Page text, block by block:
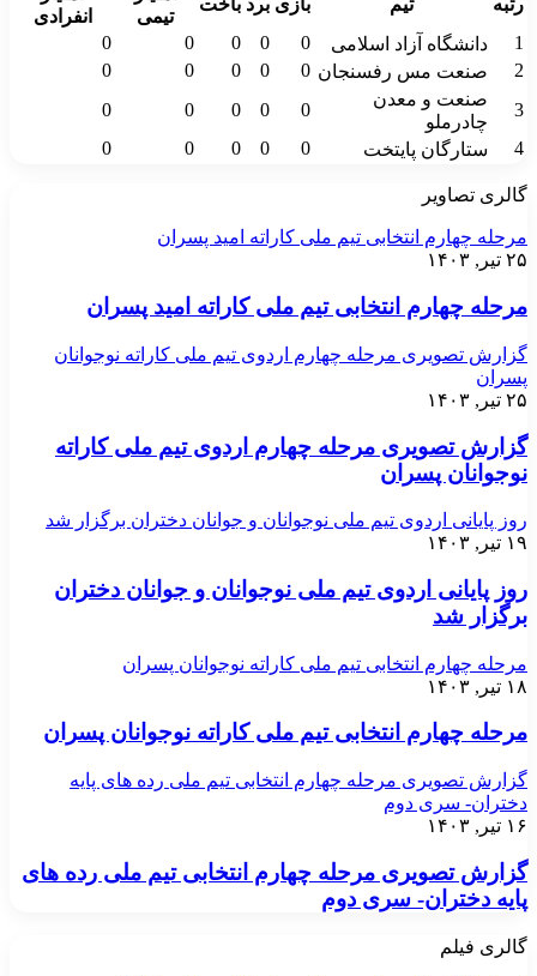
رتبه
تیم بازی برد باخت
تیمی
انفرادی
1
دانشگاه آزاد اسلامی 0
0
0
0
0
2
صنعت مس رفسنجان 0
0
0
0
0
3
صنعت و معدن
چادرملو
0
0
0
0
0
4
ستارگان پایتخت 0
0
0
0
0
گالری تصاویر
مرحله چهارم انتخابی تیم ملی کاراته امید پسران
۲۵ تیر, ۱۴۰۳
مرحله چهارم انتخابی تیم ملی کاراته امید پسران
گزارش تصویری مرحله چهارم اردوی تیم ملی کاراته نوجوانان
پسران
۲۵ تیر, ۱۴۰۳
گزارش تصویری مرحله چهارم اردوی تیم ملی کاراته
نوجوانان پسران
روز پایانی اردوی تیم ملی نوجوانان و جوانان دختران برگزار شد
۱۹ تیر, ۱۴۰۳
روز پایانی اردوی تیم ملی نوجوانان و جوانان دختران
برگزار شد
مرحله چهارم انتخابی تیم ملی کاراته نوجوانان پسران
۱۸ تیر, ۱۴۰۳
مرحله چهارم انتخابی تیم ملی کاراته نوجوانان پسران
گزارش تصویری مرحله چهارم انتخابی تیم ملی رده های پایه
دختران- سری دوم
۱۶ تیر, ۱۴۰۳
گزارش تصویری مرحله چهارم انتخابی تیم ملی رده های
پایه دختران- سری دوم
گالری فیلم